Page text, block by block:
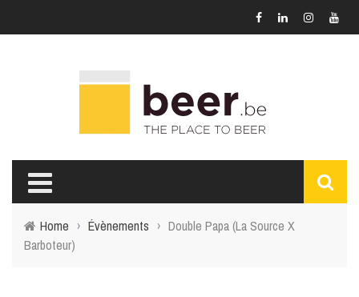
Home › Évènements › Double Papa (La Source X
Barboteur)